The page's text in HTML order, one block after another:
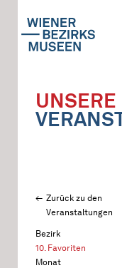
UNSERE
Zurück zu den
Veranstaltungen
Bezirk
10. Favoriten
Monat